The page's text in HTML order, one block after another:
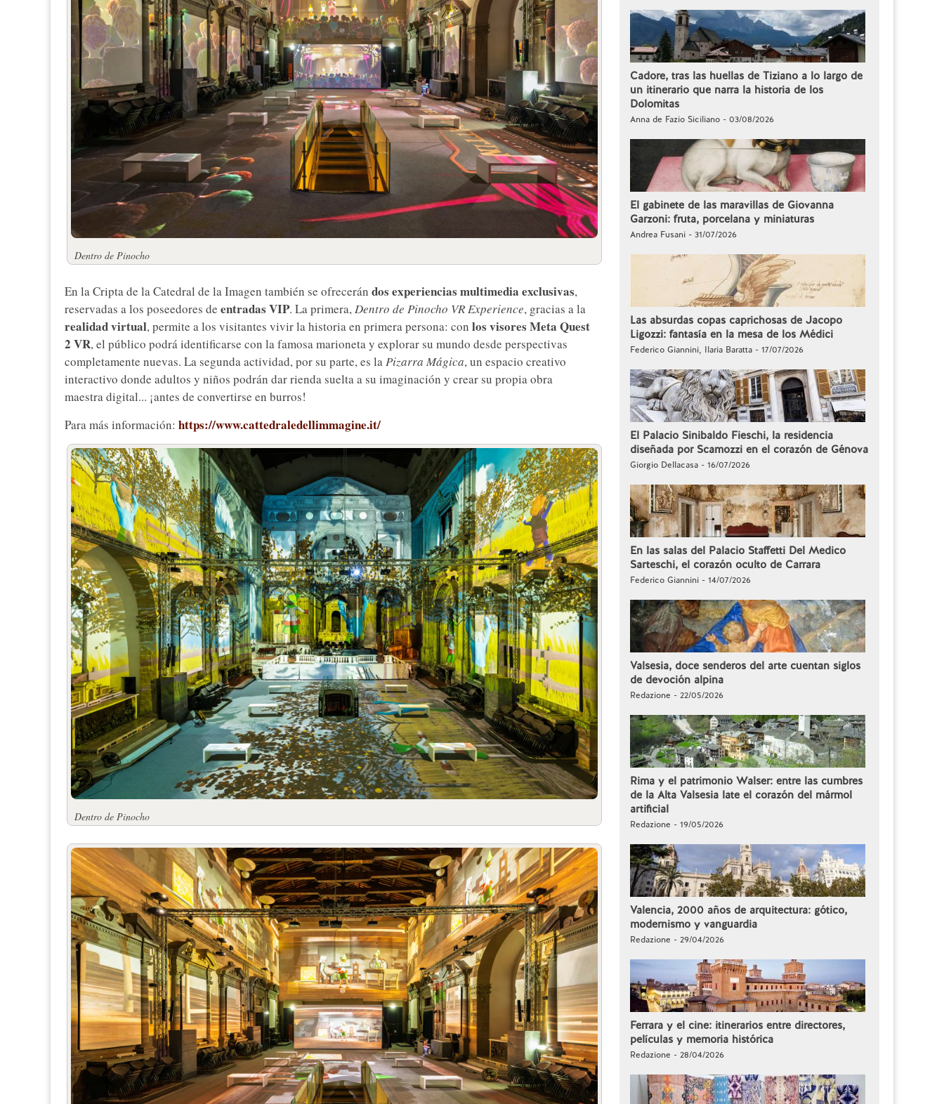
Dentro de Pinocho
En la Cripta de la Catedral de la Imagen también se ofrecerán dos experiencias multimedia exclusivas,
reservadas a los poseedores de entradas VIP. La primera,Dentro de Pinocho VR Experience, gracias a la
realidad virtual, permite a los visitantes vivir la historia en primera persona: con los visores Meta Quest
2 VR, el público podrá identificarse con la famosa marioneta y explorar su mundo desde perspectivas
completamente nuevas. La segunda actividad, por su parte, es laPizarra Mágica, un espacio creativo
interactivo donde adultos y niños podrán dar rienda suelta a su imaginación y crear su propia obra
maestra digital... ¡antes de convertirse en burros!
Para más información: https://www.cattedraledellimmagine.it/
Dentro de Pinocho
Cadore, tras las huellas de Tiziano a lo largo de
un itinerario que narra la historia de los
Dolomitas
Anna de Fazio Siciliano - 03/08/2026
El gabinete de las maravillas de Giovanna
Garzoni: fruta, porcelana y miniaturas
Andrea Fusani - 31/07/2026
Las absurdas copas caprichosas de Jacopo
Ligozzi: fantasía en la mesa de los Médici
Federico Giannini, Ilaria Baratta - 17/07/2026
El Palacio Sinibaldo Fieschi, la residencia
diseñada por Scamozzi en el corazón de Génova
Giorgio Dellacasa - 16/07/2026
En las salas del Palacio Staffetti Del Medico
Sarteschi, el corazón oculto de Carrara
Federico Giannini - 14/07/2026
Valsesia, doce senderos del arte cuentan siglos
de devoción alpina
Redazione - 22/05/2026
Rima y el patrimonio Walser: entre las cumbres
de la Alta Valsesia late el corazón del mármol
artificial
Redazione - 19/05/2026
Valencia, 2000 años de arquitectura: gótico,
modernismo y vanguardia
Redazione - 29/04/2026
Ferrara y el cine: itinerarios entre directores,
películas y memoria histórica
Redazione - 28/04/2026